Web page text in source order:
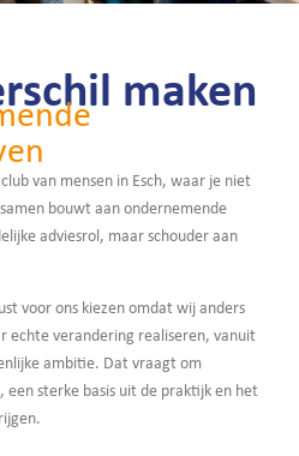
maken
van mensen in Esch, waar je niet
bouwt aan ondernemende
adviesrol, maar schouder aan
voor ons kiezen omdat wij anders
echte verandering realiseren, vanuit
ambitie. Dat vraagt om
sterke basis uit de praktijk en het